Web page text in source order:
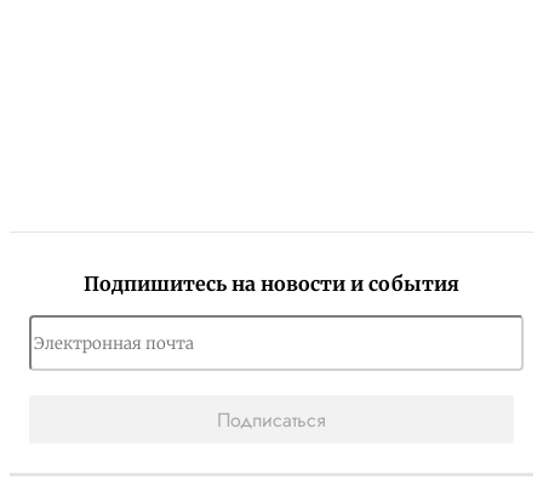
Подпишитесь на новости и события
Подписаться